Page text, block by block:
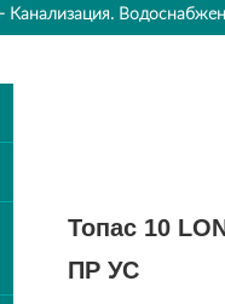
- Канализация.
Топас 10
ПР УС